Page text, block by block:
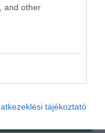
and other
tájékoztató
akkor a